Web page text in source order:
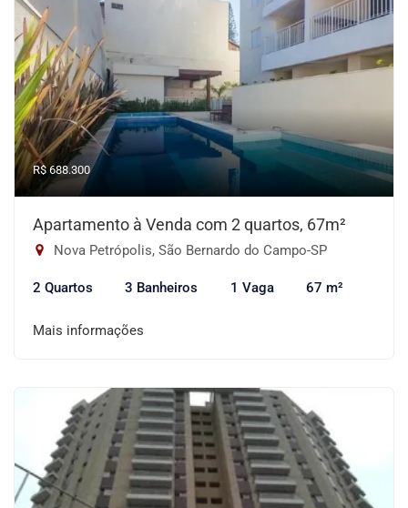
R$ 688.300
Apartamento à Venda com 2 quartos, 67m²
Nova Petrópolis, São Bernardo do Campo-SP
2 Quartos 3 Banheiros 1 Vaga 67 m²
Mais informações